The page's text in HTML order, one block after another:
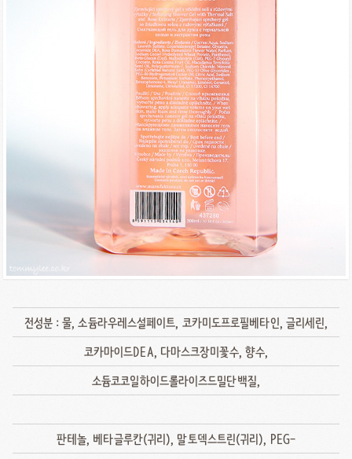
전성분 : 물, 소듐라우레스설페이트, 코카미도프로필베타인, 글리세린,
코카마이드DEA, 다마스크장미꽃수, 향수,
소듐코코일하이드롤라이즈드밀단백질,
판테놀, 베타글루칸(귀리), 말토덱스트린(귀리), PEG-